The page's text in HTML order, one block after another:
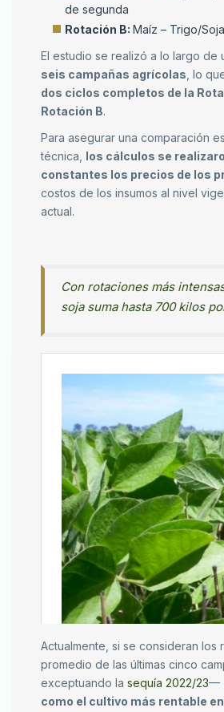
de segunda
Rotación B: Maíz – Trigo/
El estudio se realizó a lo largo de
seis campañas agrícolas, lo
dos ciclos completos de la
Rotación B.
Para asegurar una comparación
técnica, los cálculos se
constantes los precios de los
costos de los insumos al nivel
actual.
Con rotaciones más
soja suma hasta 700 kilos
Actualmente, si se consideran los
promedio de las últimas cinco
exceptuando la sequía 2022/23—
como el cultivo más rentable